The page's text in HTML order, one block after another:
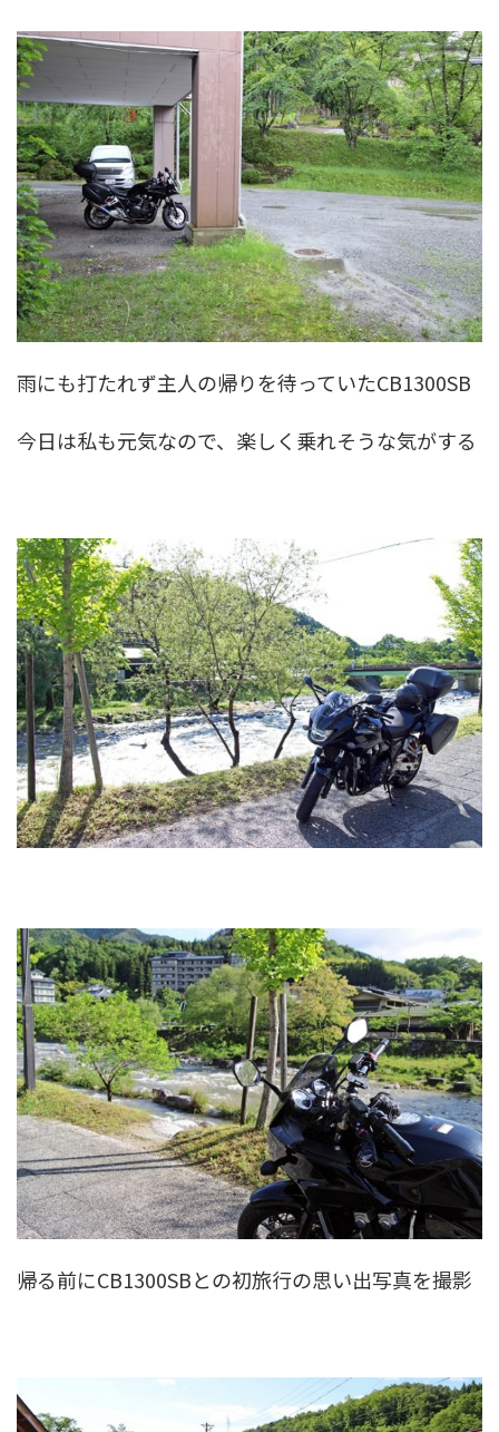
雨にも打たれず主人の帰りを待っていたCB1300SB
今日は私も元気なので、楽しく乗れそうな気がする
帰る前にCB1300SBとの初旅行の思い出写真を撮影